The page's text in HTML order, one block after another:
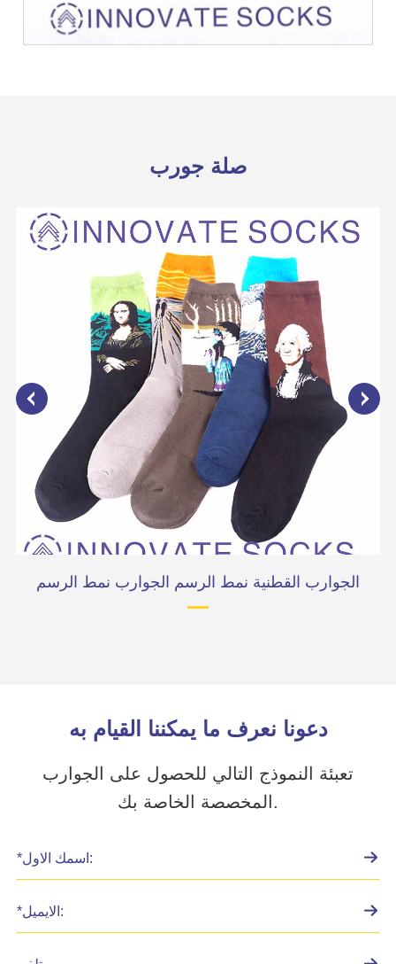
صلة جورب
الجوارب القطنية نمط الرسم الجوارب نمط الرسم
دعونا نعرف ما يمكننا القيام به
تعبئة النموذج التالي للحصول على الجوارب
المخصصة الخاصة بك.